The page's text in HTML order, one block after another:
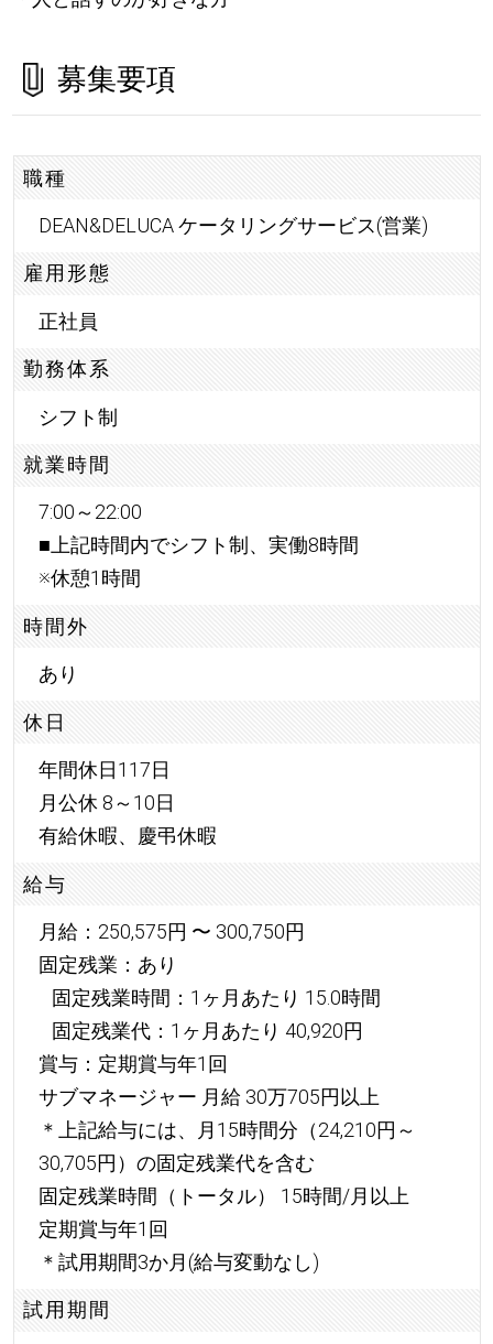
募集要項
職種
DEAN&DELUCA ケータリングサービス(営業)
雇用形態
正社員
勤務体系
シフト制
就業時間
7:00～22:00
■上記時間内でシフト制、実働8時間
※休憩1時間
時間外
あり
休日
年間休日117日
月公休 8～10日
有給休暇、慶弔休暇
給与
月給：250,575円 〜 300,750円
固定残業：あり
固定残業時間：1ヶ月あたり 15.0時間
固定残業代：1ヶ月あたり 40,920円
賞与：定期賞与年1回
サブマネージャー 月給 30万705円以上
＊上記給与には、月15時間分（24,210円～
30,705円）の固定残業代を含む
固定残業時間（トータル） 15時間/月以上
定期賞与年1回
＊試用期間3か月(給与変動なし)
試用期間